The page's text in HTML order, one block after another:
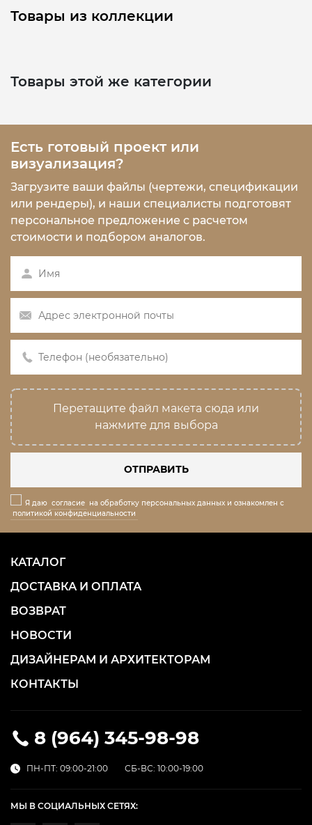
Товары из коллекции
Товары этой же категории
Есть готовый проект или
визуализация?
Загрузите ваши файлы (чертежи, спецификации
или рендеры), и наши специалисты подготовят
персональное предложение с расчетом
стоимости и подбором аналогов.
Перетащите файл макета сюда или
нажмите для выбора
ОТПРАВИТЬ
Я даю согласие на обработку персональных данных и ознакомлен с
политикой конфиденциальности
8 (964) 345-98-98
ПН-ПТ: 09:00-21:00 СБ-ВС: 10:00-19:00
КАТАЛОГ
ДОСТАВКА И ОПЛАТА
ВОЗВРАТ
НОВОСТИ
ДИЗАЙНЕРАМ И АРХИТЕКТОРАМ
КОНТАКТЫ
МЫ В СОЦИАЛЬНЫХ СЕТЯХ: